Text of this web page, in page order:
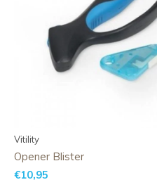
Vitility
Opener Blister
€10,95